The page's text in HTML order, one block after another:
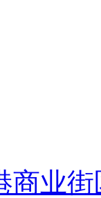
商业